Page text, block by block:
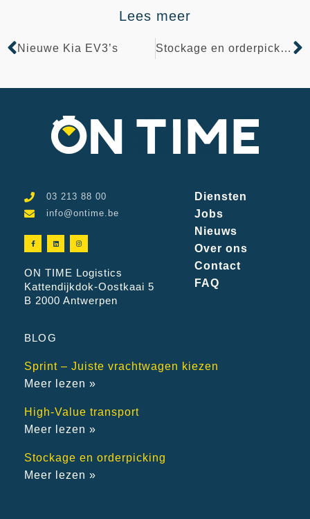
Lees meer
Nieuwe Kia EV3’s Stockage en orderpicking
03 213 88 00
info@ontime.be
ON TIME Logistics
Kattendijkdok-Oostkaai 5
B 2000 Antwerpen
Diensten
Jobs
Nieuws
Over ons
Contact
FAQ
BLOG
Sprint – Juiste vrachtwagen kiezen
Meer lezen »
High-Value transport
Meer lezen »
Stockage en orderpicking
Meer lezen »